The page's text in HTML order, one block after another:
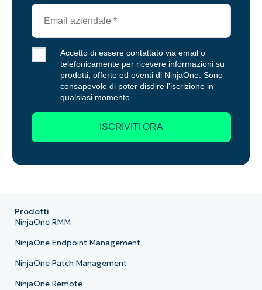
Prodotti
NinjaOne RMM
NinjaOne Endpoint Management
NinjaOne Patch Management
NinjaOne Remote